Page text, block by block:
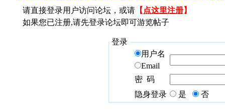
请直接登录用户访问论坛，或请 【 点这里注册】
如果您已注册,请先登录论坛即可游览帖子
登录
用户名
Email
密 码
隐身登录
是 否